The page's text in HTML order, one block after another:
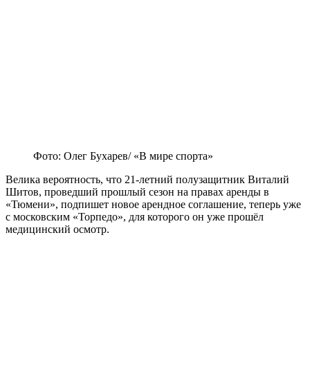
Фото: Олег Бухарев/ «В мире спорта»
Велика вероятность, что 21-летний полузащитник Виталий
Шитов, проведший прошлый сезон на правах аренды в
«Тюмени», подпишет новое арендное соглашение, теперь уже
с московским «Торпедо», для которого он уже прошёл
медицинский осмотр.